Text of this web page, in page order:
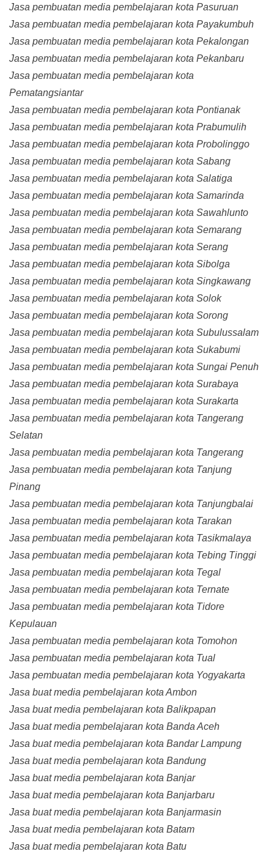
Jasa pembuatan media pembelajaran kota Pasuruan
Jasa pembuatan media pembelajaran kota Payakumbuh
Jasa pembuatan media pembelajaran kota Pekalongan
Jasa pembuatan media pembelajaran kota Pekanbaru
Jasa pembuatan media pembelajaran kota
Pematangsiantar
Jasa pembuatan media pembelajaran kota Pontianak
Jasa pembuatan media pembelajaran kota Prabumulih
Jasa pembuatan media pembelajaran kota Probolinggo
Jasa pembuatan media pembelajaran kota Sabang
Jasa pembuatan media pembelajaran kota Salatiga
Jasa pembuatan media pembelajaran kota Samarinda
Jasa pembuatan media pembelajaran kota Sawahlunto
Jasa pembuatan media pembelajaran kota Semarang
Jasa pembuatan media pembelajaran kota Serang
Jasa pembuatan media pembelajaran kota Sibolga
Jasa pembuatan media pembelajaran kota Singkawang
Jasa pembuatan media pembelajaran kota Solok
Jasa pembuatan media pembelajaran kota Sorong
Jasa pembuatan media pembelajaran kota Subulussalam
Jasa pembuatan media pembelajaran kota Sukabumi
Jasa pembuatan media pembelajaran kota Sungai Penuh
Jasa pembuatan media pembelajaran kota Surabaya
Jasa pembuatan media pembelajaran kota Surakarta
Jasa pembuatan media pembelajaran kota Tangerang
Selatan
Jasa pembuatan media pembelajaran kota Tangerang
Jasa pembuatan media pembelajaran kota Tanjung
Pinang
Jasa pembuatan media pembelajaran kota Tanjungbalai
Jasa pembuatan media pembelajaran kota Tarakan
Jasa pembuatan media pembelajaran kota Tasikmalaya
Jasa pembuatan media pembelajaran kota Tebing Tinggi
Jasa pembuatan media pembelajaran kota Tegal
Jasa pembuatan media pembelajaran kota Ternate
Jasa pembuatan media pembelajaran kota Tidore
Kepulauan
Jasa pembuatan media pembelajaran kota Tomohon
Jasa pembuatan media pembelajaran kota Tual
Jasa pembuatan media pembelajaran kota Yogyakarta
Jasa buat media pembelajaran kota Ambon
Jasa buat media pembelajaran kota Balikpapan
Jasa buat media pembelajaran kota Banda Aceh
Jasa buat media pembelajaran kota Bandar Lampung
Jasa buat media pembelajaran kota Bandung
Jasa buat media pembelajaran kota Banjar
Jasa buat media pembelajaran kota Banjarbaru
Jasa buat media pembelajaran kota Banjarmasin
Jasa buat media pembelajaran kota Batam
Jasa buat media pembelajaran kota Batu